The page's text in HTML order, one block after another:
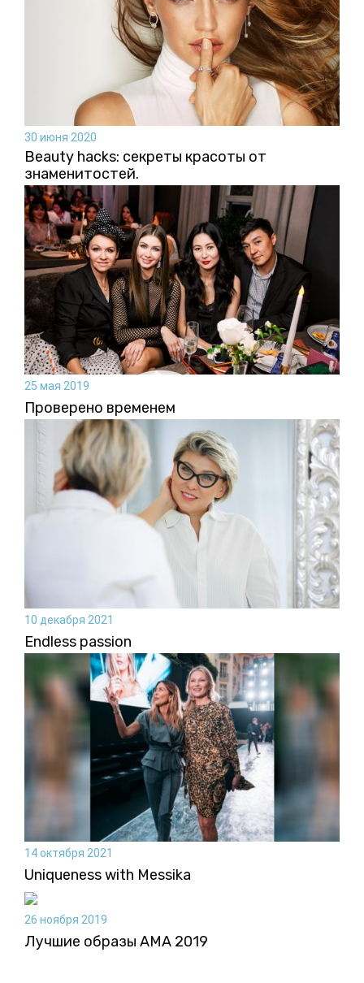
30 июня 2020
Beauty hacks: секреты красоты от
знаменитостей.
25 мая 2019
Проверено временем
10 декабря 2021
Endless passion
14 октября 2021
Uniqueness with Messika
26 ноября 2019
Лучшие образы AMA 2019